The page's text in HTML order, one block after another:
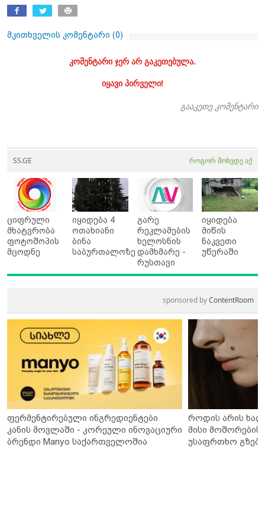
მკითხველის კომენტარი (0)
კომენტარი ჯერ არ გაკეთებულა.
იყავი პირველი!
გააკეთე კომენტარი
SS.GE როგორ მოხვდე აქ
ციფრული
მხატვრობა
ფოტოშოპის
მცოდნე
იყიდება 4
ოთახიანი
ბინა
საბურთალოზე
გარე
რეკლამების
ხელოსნის
დამხმარე -
რუსთავი
იყიდება
მიწის
ნაკვეთი
უწერაში
sponsored byContentRoom
ფერმენტირებული ინგრედიენტები
კანის მოვლაში - კორეული ინოვაციური
ბრენდი Manyo საქართველოშია
როდის არის
მისი მოშორების
უსაფრთხო გზები